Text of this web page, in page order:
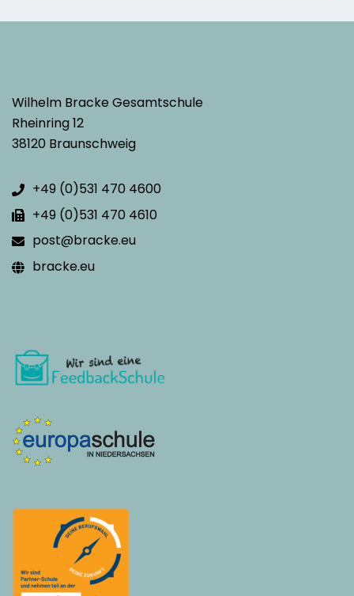
Wilhelm Bracke Gesamtschule
Rheinring 12
38120 Braunschweig
+49 (0)531 470 4600
+49 (0)531 470 4610
post@bracke.eu
bracke.eu